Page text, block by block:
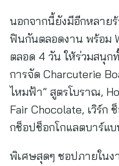
นอกจากนี้ยังมีอีกหลาย
ฟินกันตลอดงาน พร้อม
ตลอด 4 วัน ให้ร่วมสนุก
การจัด Charcuterie
ไหมฟ้า” สูตรโบราณ,
Fair Chocolate, เวิร์ก
กช็อปช็อกโกแลตบาร์แบ
พิเศษสุดๆ ชอปภายใน